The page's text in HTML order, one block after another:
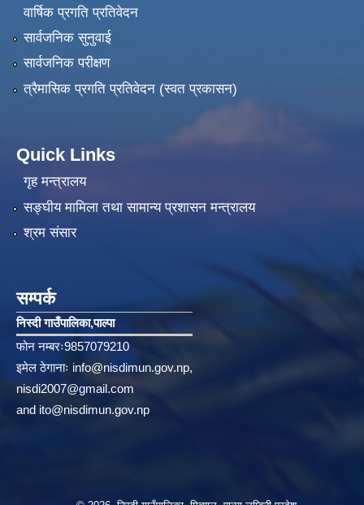
वार्षिक प्रगति प्रतिवेदन
सार्वजनिक सुनुवाई
सार्वजनिक परीक्षण
त्रैमासिक प्रगति प्रतिवेदन (स्वत प्रकासन)
Quick Links
गृह मन्त्रालय
सङ्‍घीय मामिला तथा सामान्य प्रशासन मन्त्रालय
श्रम संसार
सम्पर्क
निस्दी गाउँपालिका‚पाल्पा
फोन नम्बरः9857079210
इमेल ठेगानाः info@nisdimun.gov.np,
nisdi2007@gmail.com
and ito@nisdimun.gov.np